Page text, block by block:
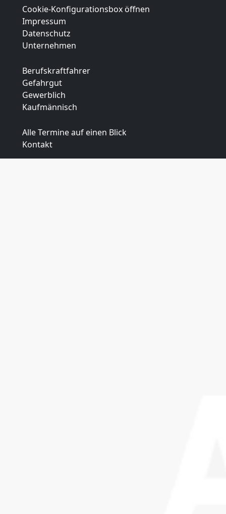
Cookie-Konfigurationsbox öffnen
Impressum
Datenschutz
Unternehmen
Berufskraftfahrer
Gefahrgut
Gewerblich
Kaufmännisch
Alle Termine auf einen Blick
Kontakt